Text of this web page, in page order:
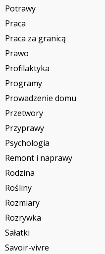
Potrawy
Praca
Praca za granicą
Prawo
Profilaktyka
Programy
Prowadzenie domu
Przetwory
Przyprawy
Psychologia
Remont i naprawy
Rodzina
Rośliny
Rozmiary
Rozrywka
Sałatki
Savoir-vivre